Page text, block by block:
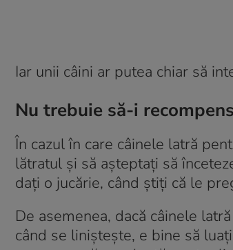
Iar unii câini ar putea chiar să
Nu trebuie să-i
În cazul în care câinele latră
lătratul și să așteptați să
dați o jucărie, când știți că le
De asemenea, dacă câinele
când se liniștește, e bine să